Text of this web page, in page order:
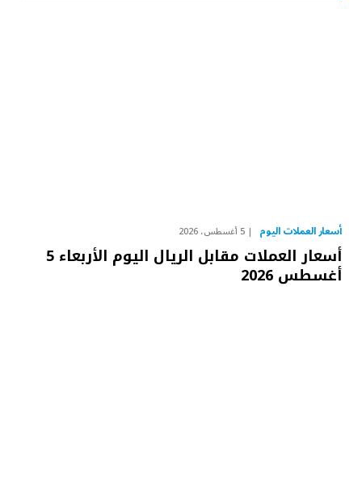
أسعار العملات اليوم 5 أغسطس، 2026
أسعار العملات مقابل الريال اليوم الأربعاء 5
أغسطس 2026